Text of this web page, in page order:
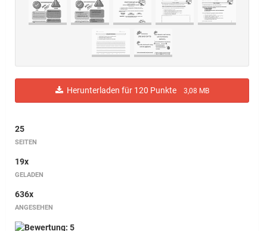
Herunterladen für 120 Punkte 3,08 MB
25
SEITEN
19x
GELADEN
636x
ANGESEHEN